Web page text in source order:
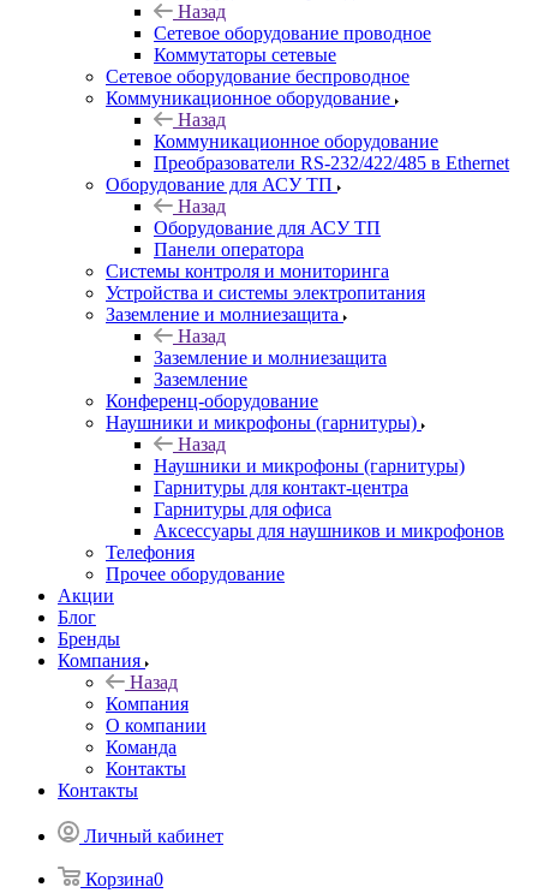
Назад
Сетевое оборудование проводное
Коммутаторы сетевые
Сетевое оборудование беспроводное
Коммуникационное оборудование
Назад
Коммуникационное оборудование
Преобразователи RS-232/422/485 в Ethernet
Оборудование для АСУ ТП
Назад
Оборудование для АСУ ТП
Панели оператора
Системы контроля и мониторинга
Устройства и системы электропитания
Заземление и молниезащита
Назад
Заземление и молниезащита
Заземление
Конференц-оборудование
Наушники и микрофоны (гарнитуры)
Назад
Наушники и микрофоны (гарнитуры)
Гарнитуры для контакт-центра
Гарнитуры для офиса
Аксессуары для наушников и микрофонов
Телефония
Прочее оборудование
Акции
Блог
Бренды
Компания
Назад
Компания
О компании
Команда
Контакты
Контакты
Личный кабинет
Корзина0